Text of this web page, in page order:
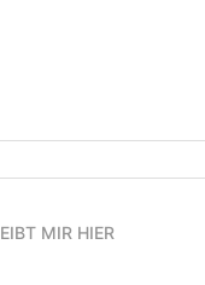
MIR HIER